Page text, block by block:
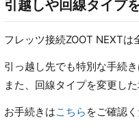
引越しや回線タイプ
フレッツ接続ZOOT NEXTは
引っ越し先でも特別な手続
また、回線タイプを変更し
お手続きはこちら をご確認く